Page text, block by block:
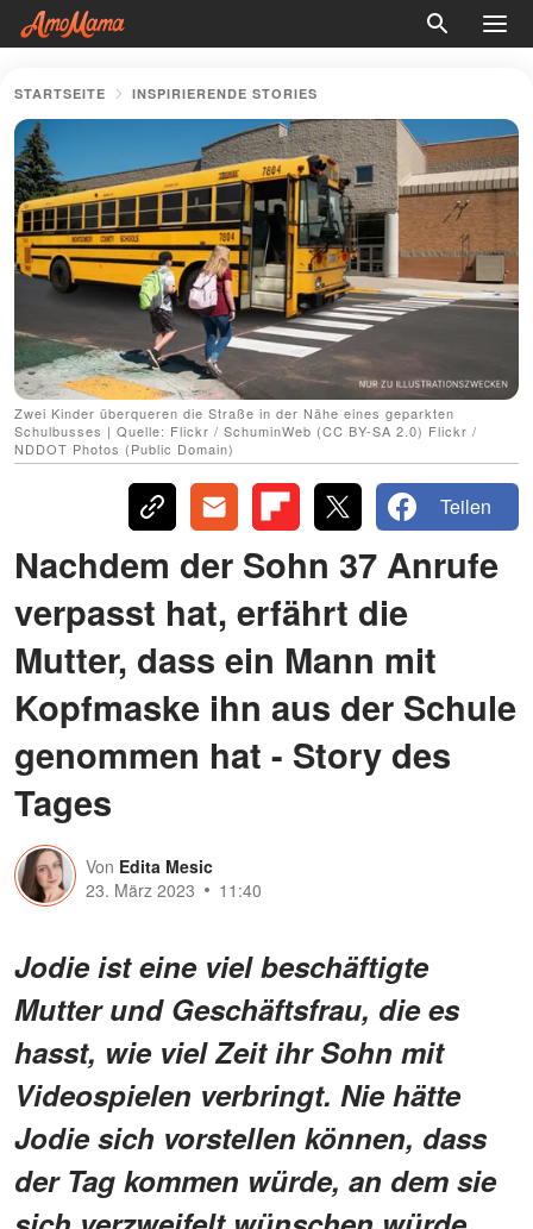
STARTSEITE INSPIRIERENDE STORIES
Zwei Kinder überqueren die Straße in der Nähe eines geparkten
Schulbusses | Quelle: Flickr / SchuminWeb (CC BY-SA 2.0) Flickr /
NDDOT Photos (Public Domain)
Teilen
Nachdem der Sohn 37 Anrufe
verpasst hat, erfährt die
Mutter, dass ein Mann mit
Kopfmaske ihn aus der Schule
genommen hat - Story des
Tages
Von Edita Mesic
23. März 2023
11:40
Jodie ist eine viel beschäftigte
Mutter und Geschäftsfrau, die es
hasst, wie viel Zeit ihr Sohn mit
Videospielen verbringt. Nie hätte
Jodie sich vorstellen können, dass
der Tag kommen würde, an dem sie